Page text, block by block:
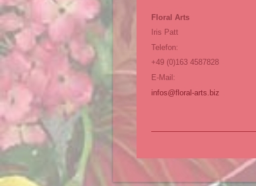
Floral Arts
Iris Patt
Telefon:
+49 (0)163 4587828
E-Mail:
infos@floral-arts.biz